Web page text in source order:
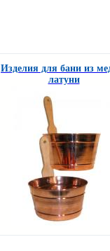
Изделия для бани из
латуни